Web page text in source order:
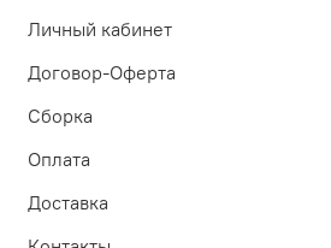
Личный кабинет
Договор-Оферта
Сборка
Оплата
Доставка